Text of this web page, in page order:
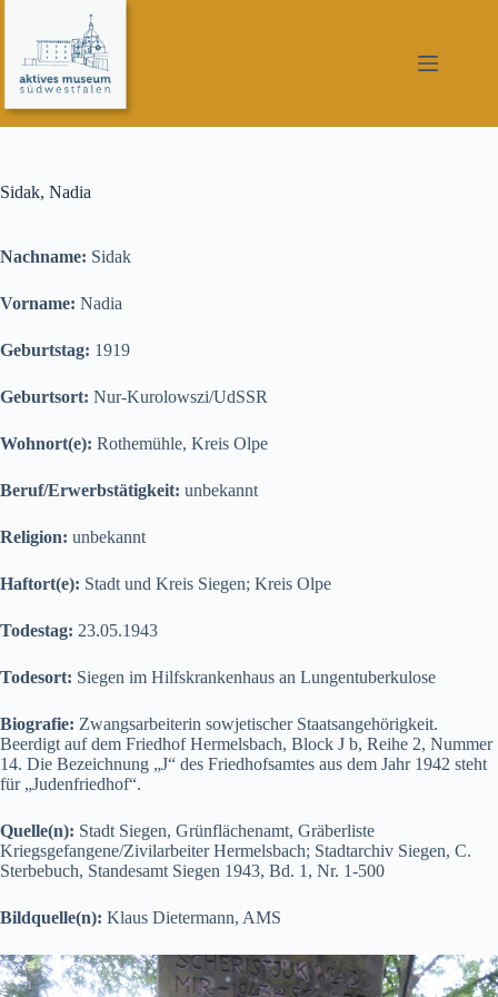
springen
Sidak, Nadia
Nachname: Sidak
Vorname: Nadia
Geburtstag: 1919
Geburtsort: Nur-Kurolowszi/UdSSR
Wohnort(e): Rothemühle, Kreis Olpe
Beruf/Erwerbstätigkeit: unbekannt
Religion: unbekannt
Haftort(e): Stadt und Kreis Siegen; Kreis Olpe
Todestag: 23.05.1943
Todesort: Siegen im Hilfskrankenhaus an Lungentuberkulose
Biografie: Zwangsarbeiterin sowjetischer Staatsangehörigkeit.
Beerdigt auf dem Friedhof Hermelsbach, Block J b, Reihe 2, Nummer
14. Die Bezeichnung „J“ des Friedhofsamtes aus dem Jahr 1942 steht
für „Judenfriedhof“.
Quelle(n): Stadt Siegen, Grünflächenamt, Gräberliste
Kriegsgefangene/Zivilarbeiter Hermelsbach; Stadtarchiv Siegen, C.
Sterbebuch, Standesamt Siegen 1943, Bd. 1, Nr. 1-500
Bildquelle(n): Klaus Dietermann, AMS